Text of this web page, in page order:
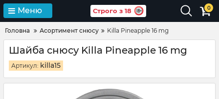
Меню Строго з 18 0
Головна Асортимент снюсу Killa Pineapple 16 mg
Шайба снюсу Killa Pineapple 16 mg
Артикул: killa15